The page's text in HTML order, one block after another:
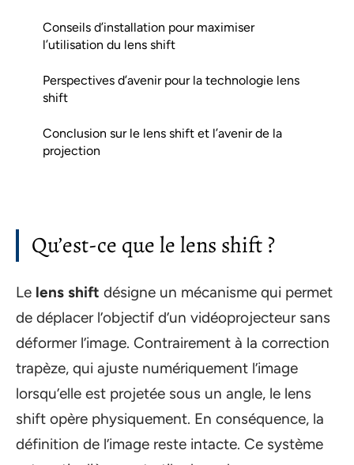
Conseils d’installation pour maximiser
l’utilisation du lens shift
Perspectives d’avenir pour la technologie lens
shift
Conclusion sur le lens shift et l’avenir de la
projection
Qu’est-ce que le lens shift ?
Le lens shift désigne un mécanisme qui permet
de déplacer l’objectif d’un vidéoprojecteur sans
déformer l’image. Contrairement à la correction
trapèze, qui ajuste numériquement l’image
lorsqu’elle est projetée sous un angle, le lens
shift opère physiquement. En conséquence, la
définition de l’image reste intacte. Ce système